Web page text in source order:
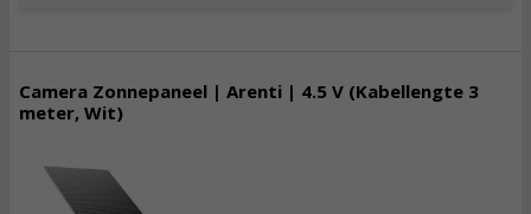
Camera Zonnepaneel | Arenti | 4.5 V (Kabellengte 3
meter, Wit)